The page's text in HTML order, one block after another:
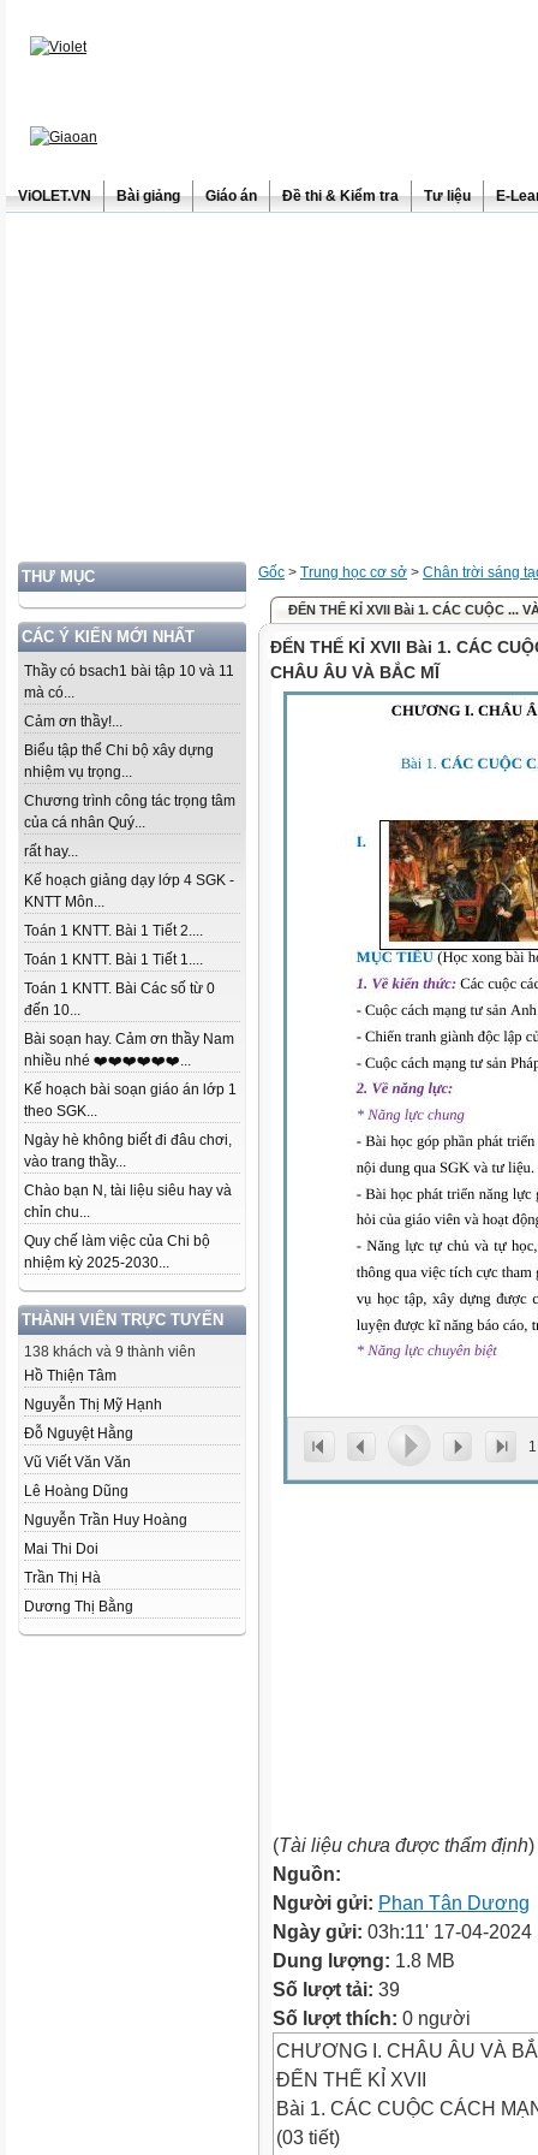
ViOLET.VN Bài giảng Giáo án Đề thi & Kiểm tra Tư liệu E-
THƯ MỤC
CÁC Ý KIẾN MỚI NHẤT
Thầy có bsach1 bài tập 10 và 11
mà có...
Cảm ơn thầy!...
Biểu tập thể Chi bộ xây dựng
nhiệm vụ trọng...
Chương trình công tác trọng tâm
của cá nhân Quý...
rất hay...
Kế hoạch giảng dạy lớp 4 SGK -
KNTT Môn...
Toán 1 KNTT. Bài 1 Tiết 2....
Toán 1 KNTT. Bài 1 Tiết 1....
Toán 1 KNTT. Bài Các số từ 0
đến 10...
Bài soạn hay. Cảm ơn thầy Nam
nhiều nhé ❤️❤️❤️❤️❤️❤️...
Kế hoạch bài soạn giáo án lớp 1
theo SGK...
Ngày hè không biết đi đâu chơi,
vào trang thầy...
Chào bạn N, tài liệu siêu hay và
chỉn chu...
Quy chế làm việc của Chi bộ
nhiệm kỳ 2025-2030...
THÀNH VIÊN TRỰC TUYẾN
138 khách và 9 thành viên
Hồ Thiện Tâm
Nguyễn Thị Mỹ Hạnh
Đỗ Nguyệt Hằng
Vũ Viết Văn Văn
Lê Hoàng Dũng
Nguyễn Trần Huy Hoàng
Mai Thi Doi
Trần Thị Hà
Dương Thị Bằng
Gốc > Trung học cơ sở > Chân trời sáng
ĐẾN THẾ KỈ XVII Bài 1. CÁC CUỘC ...
ĐẾN THẾ KỈ XVII Bài 1. CÁC
CHÂU ÂU VÀ BẮC MĨ
1
(Tài liệu chưa được thẩm định)
Nguồn:
Người gửi: Phan Tân Dương
Ngày gửi: 03h:11' 17-04-2024
Dung lượng: 1.8 MB
Số lượt tải: 39
Số lượt thích: 0 người
CHƯƠNG I. CHÂU ÂU VÀ
ĐẾN THẾ KỈ XVII
Bài 1. CÁC CUỘC CÁCH
(03 tiết)